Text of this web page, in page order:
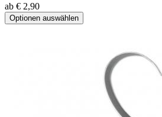
ab € 2,90